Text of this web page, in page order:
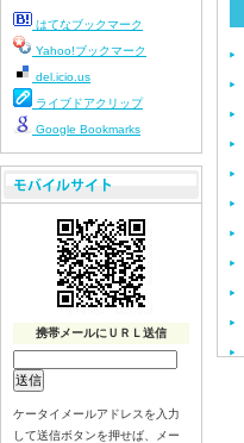
はてなブックマーク
Yahoo!ブックマーク
del.icio.us
ライブドアクリップ
Google Bookmarks
携帯メールにＵＲＬ送信
ケータイメールアドレスを入力
して送信ボタンを押せば、メー